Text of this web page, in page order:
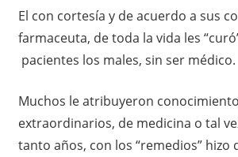
El con cortesía y de acuerdo a sus
farmaceuta, de toda la vida les
pacientes los males, sin ser médico.
Muchos le atribuyeron
extraordinarios, de medicina o tal
tanto años, con los “remedios” hizo